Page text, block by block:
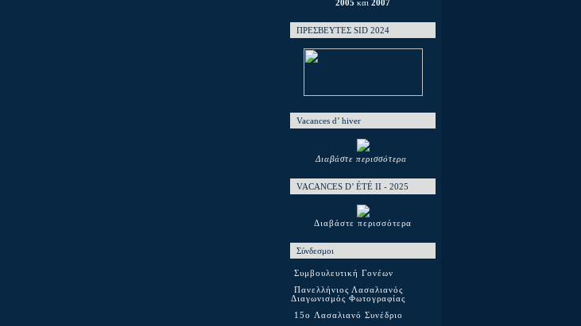
2005 και 2007
ΠΡΕΣΒΕΥΤΕΣ SID 2024
Vacances d’ hiver
Διαβάστε περισσότερα
VACANCES D’ ÉTÉ ΙΙ - 2025
Διαβάστε περισσότερα
Σύνδεσμοι
Συμβουλευτική Γονέων
Πανελλήνιος Λασαλιανός
Διαγωνισμός Φωτογραφίας
15o Λασαλιανό Συνέδριο